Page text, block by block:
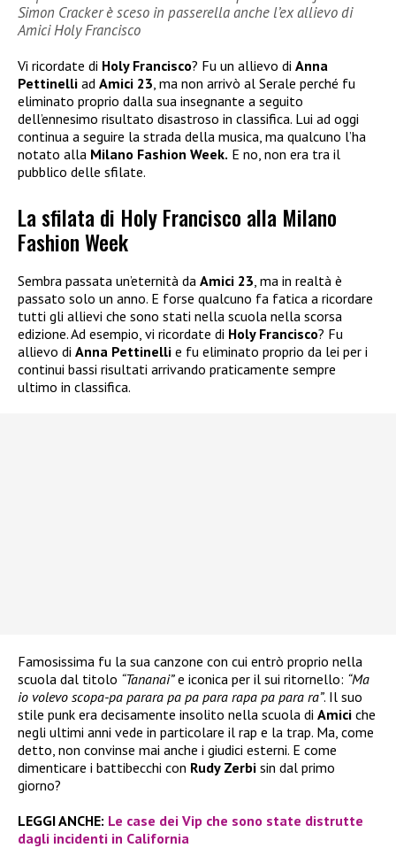
Simon Cracker è sceso in passerella anche l’ex allievo di
Amici Holy Francisco
Vi ricordate di Holy Francisco? Fu un allievo di Anna
Pettinelli ad Amici 23, ma non arrivò al Serale perché fu
eliminato proprio dalla sua insegnante a seguito
dell’ennesimo risultato disastroso in classifica. Lui ad oggi
continua a seguire la strada della musica, ma qualcuno l’ha
notato alla Milano Fashion Week. E no, non era tra il
pubblico delle sfilate.
La sfilata di Holy Francisco alla Milano
Fashion Week
Sembra passata un’eternità da Amici 23 , ma in realtà è
passato solo un anno. E forse qualcuno fa fatica a ricordare
tutti gli allievi che sono stati nella scuola nella scorsa
edizione. Ad esempio, vi ricordate di Holy Francisco? Fu
allievo di Anna Pettinelli e fu eliminato proprio da lei per i
continui bassi risultati arrivando praticamente sempre
ultimo in classifica.
Famosissima fu la sua canzone con cui entrò proprio nella
scuola dal titolo “Tananai”e iconica per il sui ritornello: “Ma
io volevo scopa-pa parara pa pa para rapa pa para ra”. Il suo
stile punk era decisamente insolito nella scuola di Amici che
negli ultimi anni vede in particolare il rap e la trap. Ma, come
detto, non convinse mai anche i giudici esterni. E come
dimenticare i battibecchi con Rudy Zerbi sin dal primo
giorno?
LEGGI ANCHE: Le case dei Vip che sono state distrutte
dagli incidenti in California